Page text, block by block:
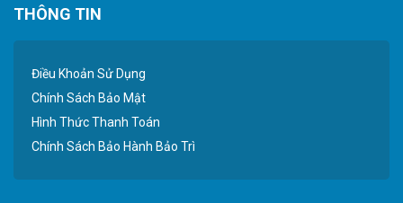
THÔNG TIN
Điều Khoản Sử Dụng
Chính Sách Bảo Mật
Hình Thức Thanh Toán
Chính Sách Bảo Hành Bảo Trì